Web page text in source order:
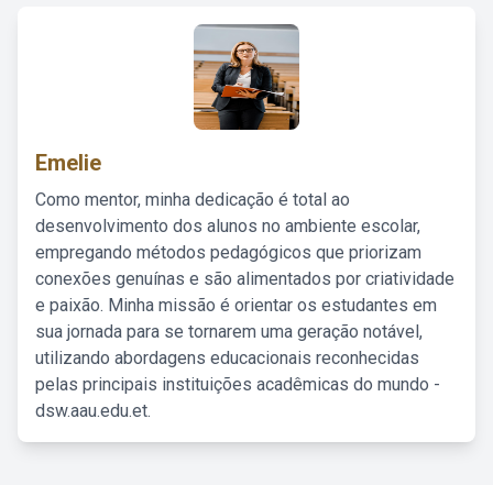
Emelie
Como mentor, minha dedicação é total ao
desenvolvimento dos alunos no ambiente escolar,
empregando métodos pedagógicos que priorizam
conexões genuínas e são alimentados por criatividade
e paixão. Minha missão é orientar os estudantes em
sua jornada para se tornarem uma geração notável,
utilizando abordagens educacionais reconhecidas
pelas principais instituições acadêmicas do mundo -
dsw.aau.edu.et.